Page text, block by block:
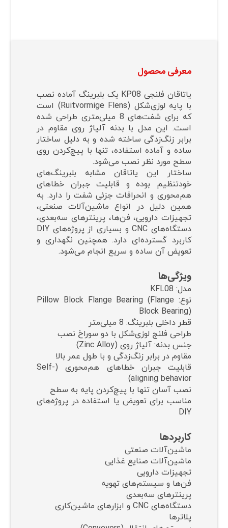
⁠معرفی محصول
یاتاقان فلنجی KP08 یک بلبرینگ آماده نصب
با پایه لوزی‌شکل (Ruitvormige Flens) است
که برای شفت‌های 8 میلی‌متری طراحی شده
است. این مدل با بدنه آلیاژ روی مقاوم در
برابر زنگ‌زدگی ساخته شده و به دلیل ساختار
ساده و آماده استفاده، تنها با پیچ‌کردن روی
سطح مورد نظر نصب می‌شود.
ساختار این یاتاقان مشابه بلبرینگ‌های
خودتنظیم بوده و قابلیت جبران خطاهای
هم‌محوری و انحرافات جزئی شفت را دارد. به
همین دلیل در انواع ماشین‌آلات صنعتی،
تجهیزات دارویی، فن‌ها، پرینترهای سه‌بعدی،
دستگاه‌های CNC و بسیاری از پروژه‌های DIY
کاربرد گسترده‌ای دارد. همچنین نگهداری و
تعویض آن ساده و سریع انجام می‌شود.
ویژگی‌ها
مدل: KFL08
نوع: Pillow Block Flange Bearing (Flange
Block Bearing)
قطر داخلی بلبرینگ: 8 میلی‌متر
طراحی فلنج لوزی‌شکل با دو سوراخ نصب
جنس بدنه: آلیاژ روی (Zinc Alloy)
مقاوم در برابر زنگ‌زدگی و با طول عمر بالا
قابلیت جبران خطاهای هم‌محوری (Self-
aligning behavior)
نصب آسان تنها با پیچ‌کردن پایه به سطح
مناسب برای تعویض یا استفاده در پروژه‌های
DIY
کاربردها
ماشین‌آلات صنعتی
ماشین‌آلات صنایع غذایی
تجهیزات دارویی
فن‌ها و سیستم‌های تهویه
پرینترهای سه‌بعدی
دستگاه‌های CNC و ابزارهای ماشین‌کاری
پلاترها